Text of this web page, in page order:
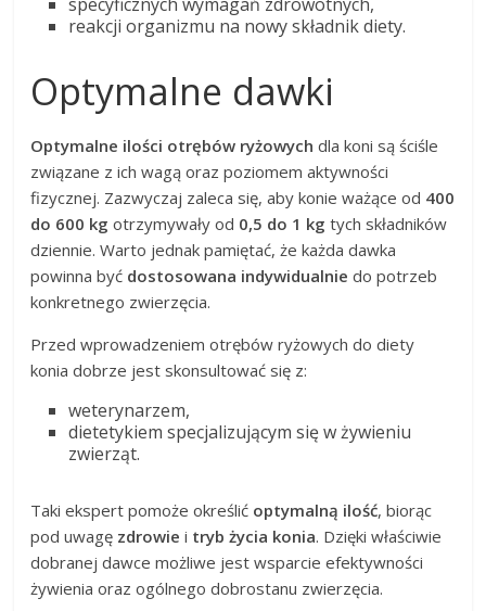
reakcji organizmu na nowy składnik diety.
Optymalne dawki
Optymalne ilości otrębów ryżowych dla koni są ściśle
związane z ich wagą oraz poziomem aktywności
fizycznej. Zazwyczaj zaleca się, aby konie ważące od 400
do 600 kg otrzymywały od 0,5 do 1 kg tych składników
dziennie. Warto jednak pamiętać, że każda dawka
powinna być dostosowana indywidualnie do potrzeb
konkretnego zwierzęcia.
Przed wprowadzeniem otrębów ryżowych do diety
konia dobrze jest skonsultować się z:
weterynarzem,
dietetykiem specjalizującym się w żywieniu
zwierząt.
Taki ekspert pomoże określić optymalną ilość, biorąc
pod uwagę zdrowie i tryb życia konia. Dzięki właściwie
dobranej dawce możliwe jest wsparcie efektywności
żywienia oraz ogólnego dobrostanu zwierzęcia.